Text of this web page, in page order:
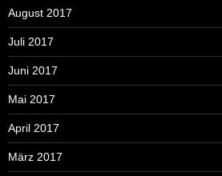
August 2017
Juli 2017
Juni 2017
Mai 2017
April 2017
März 2017